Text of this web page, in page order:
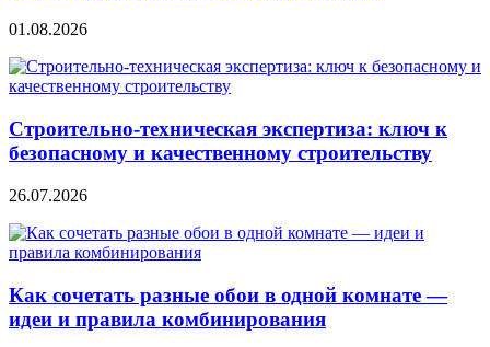
01.08.2026
Строительно‑техническая экспертиза: ключ к
безопасному и качественному строительству
26.07.2026
Как сочетать разные обои в одной комнате —
идеи и правила комбинирования